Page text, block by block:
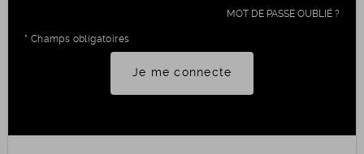
* Champs obligatoires
MOT DE PASSE OUBLIÉ ?
Je me connecte